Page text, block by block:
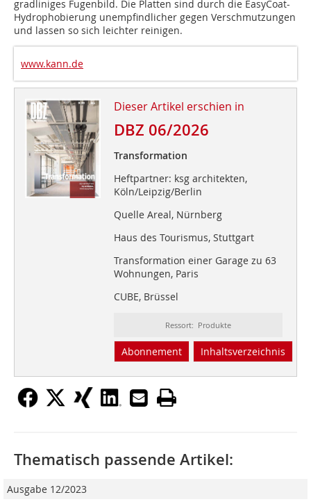
gradliniges Fugenbild. Die Platten sind durch die EasyCoat-
Hydrophobierung unempfindlicher gegen Verschmutzungen
und lassen so sich leichter reinigen.
www.kann.de
Dieser Artikel erschien in
DBZ 06/2026
Transformation
Heftpartner: ksg architekten,
Köln/Leipzig/Berlin
Quelle Areal, Nürnberg
Haus des Tourismus, Stuttgart
Transformation einer Garage zu 63
Wohnungen, Paris
CUBE, Brüssel
Ressort: Produkte
Abonnement Inhaltsverzeichnis
Thematisch passende Artikel:
Ausgabe 12/2023